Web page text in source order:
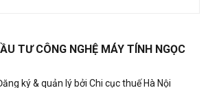
TƯ CÔNG NGHỆ MÁY TÍNH NGỌC
ký & quản lý bởi Chi cục thuế Hà Nội